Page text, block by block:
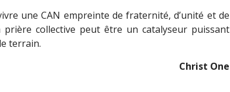
une CAN empreinte de fraternité, d’unité et de
collective peut être un catalyseur puissant
terrain.
Christ One